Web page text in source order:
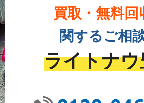
買取・無料回
関するご相
ライトナウ